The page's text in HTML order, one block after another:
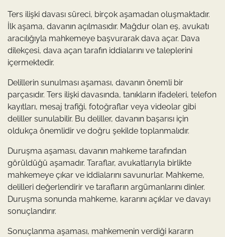
Ters ilişki davası süreci, birçok aşamadan oluşmaktadır.
İlk aşama, davanın açılmasıdır. Mağdur olan eş, avukatı
aracılığıyla mahkemeye başvurarak dava açar. Dava
dilekçesi, dava açan tarafın iddialarını ve taleplerini
içermektedir.
Delillerin sunulması aşaması, davanın önemli bir
parçasıdır. Ters ilişki davasında, tanıkların ifadeleri, telefon
kayıtları, mesaj trafiği, fotoğraflar veya videolar gibi
deliller sunulabilir. Bu deliller, davanın başarısı için
oldukça önemlidir ve doğru şekilde toplanmalıdır.
Duruşma aşaması, davanın mahkeme tarafından
görüldüğü aşamadır. Taraflar, avukatlarıyla birlikte
mahkemeye çıkar ve iddialarını savunurlar. Mahkeme,
delilleri değerlendirir ve tarafların argümanlarını dinler.
Duruşma sonunda mahkeme, kararını açıklar ve davayı
sonuçlandırır.
Sonuçlanma aşaması, mahkemenin verdiği kararın